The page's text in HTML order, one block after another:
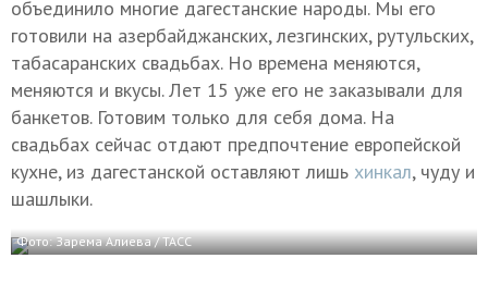
объединило многие дагестанские народы. Мы его
готовили на азербайджанских, лезгинских, рутульских,
табасаранских свадьбах. Но времена меняются,
меняются и вкусы. Лет 15 уже его не заказывали для
банкетов. Готовим только для себя дома. На
свадьбах сейчас отдают предпочтение европейской
кухне, из дагестанской оставляют лишь хинкал, чуду и
шашлыки.
Фото: Зарема Алиева / ТАСС